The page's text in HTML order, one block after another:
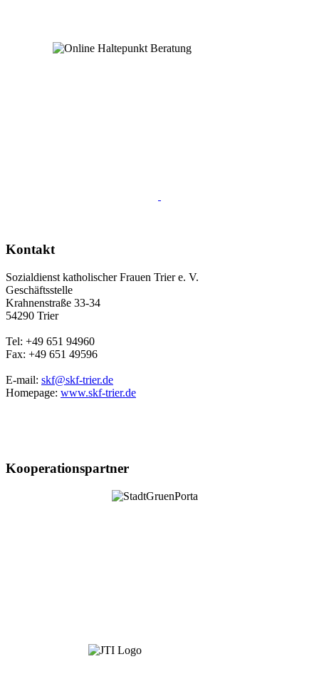
Kontakt
Sozialdienst katholischer Frauen Trier e. V.
Geschäftsstelle
Krahnenstraße 33-34
54290 Trier
Tel: +49 651 94960
Fax: +49 651 49596
E-mail: skf@skf-trier.de
Homepage: www.skf-trier.de
Kooperationspartner